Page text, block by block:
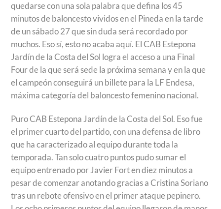
quedarse con una sola palabra que defina los 45
minutos de baloncesto vividos en el Pineda en la tarde
de un sábado 27 que sin duda será recordado por
muchos. Eso sí, esto no acaba aquí. El CAB Estepona
Jardín de la Costa del Sol logra el acceso a una Final
Four de la que será sede la próxima semana y en la que
el campeón conseguirá un billete para la LF Endesa,
máxima categoría del baloncesto femenino nacional.
Puro CAB Estepona Jardín de la Costa del Sol. Eso fue
el primer cuarto del partido, con una defensa de libro
que ha caracterizado al equipo durante toda la
temporada. Tan solo cuatro puntos pudo sumar el
equipo entrenado por Javier Fort en diez minutos a
pesar de comenzar anotando gracias a Cristina Soriano
tras un rebote ofensivo en el primer ataque pepinero.